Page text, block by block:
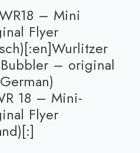
– Mini
Flyer
– original
18 – Mini-
Flyer